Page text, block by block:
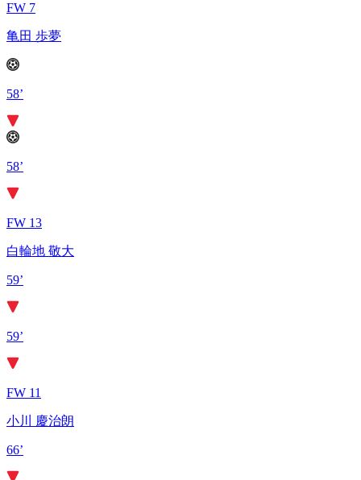
FW 7
亀田 歩夢
58’
58’
FW 13
白輪地 敬大
59’
59’
FW 11
小川 慶治朗
66’